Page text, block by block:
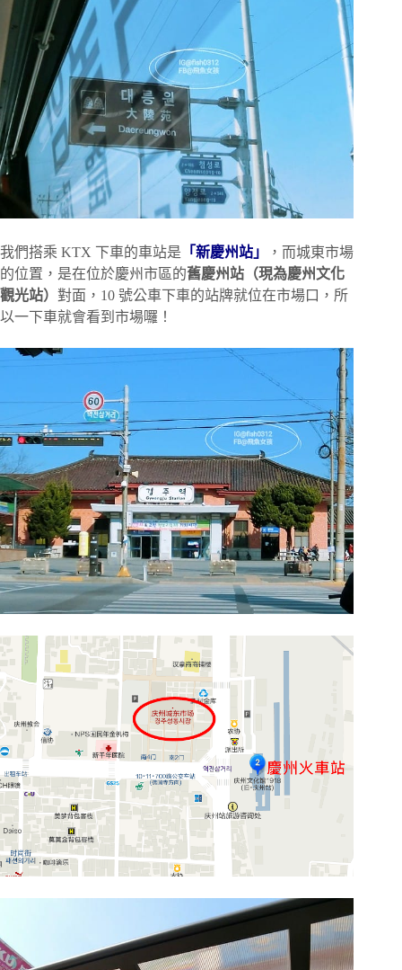
我們搭乘 KTX 下車的車站是 「新慶州站」
，而城東市場
的位置，是在位於慶州市區的舊慶州站（現為慶州文化
觀光站） 對面，10 號公車下車的站牌就位在市場口，所
以一下車就會看到市場囉！